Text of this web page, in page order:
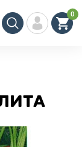
0